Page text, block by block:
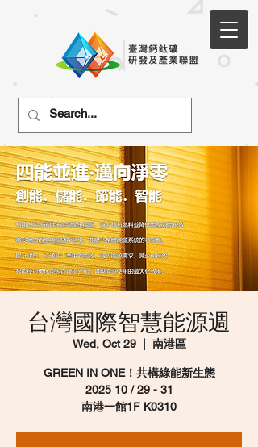
台灣國際智慧能源週
Wed, Oct 29
  |
南港區
GREEN IN ONE！共構綠能新生態
2025 10 / 29 - 31
​南港一館1F K0310